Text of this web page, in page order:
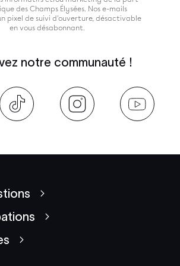
des Champs Élysées. Nos e-mails
pixel de suivi d'ouverture, désactivable
en vous désabonnant.
notre communauté !